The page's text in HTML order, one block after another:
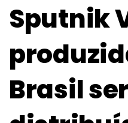
Sputnik
Brasil